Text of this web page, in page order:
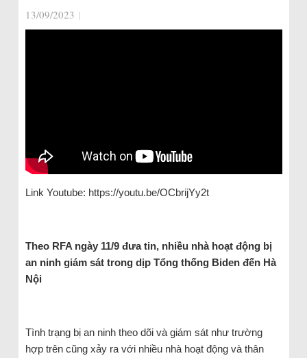
13/09/2023 |
Link Youtube: https://youtu.be/OCbrijYy2t
Theo RFA ngày 11/9 đưa tin, nhiều nhà hoạt động bị
an ninh giám sát trong dịp Tổng thống Biden đến Hà
Nội
Tình trạng bị an ninh theo dõi và giám sát như trường
hợp trên cũng xảy ra với nhiều nhà hoạt động và thân